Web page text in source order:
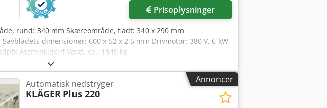
Prisoplysninger
rund: 340 mm Skæreområde, fladt: 340 x 290 mm
dimensioner: 600 x 52 x 2,5 mm Drivmotor: 380 V, 6 kW
Asznvnkjqxjrf Vægt, ca.: 1840 kg
Annoncer
Automatisk nedstryger
KLÄGER Plus 220